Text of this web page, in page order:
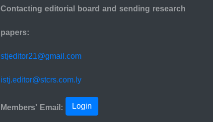
Contacting editorial board and sending research
papers:
stjeditor21@gmail.com
istj.editor@stcrs.com.ly
Members' Email:
Login